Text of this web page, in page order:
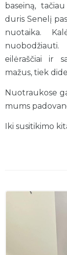
baseiną,
duris Senelį
nuotaika.
nuobodžiauti.
eilėraščiai ir
mažus, tiek
Nuotraukose
mums
Iki susitikimo